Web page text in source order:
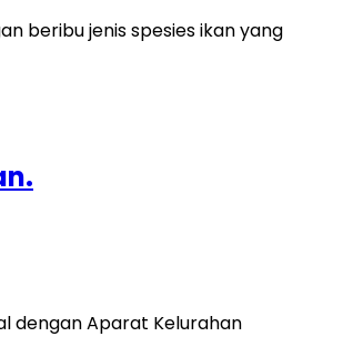
beribu jenis spesies ikan yang
dengan Aparat Kelurahan